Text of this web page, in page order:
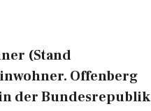
(Stand
Offenberg
der Bundesrepublik